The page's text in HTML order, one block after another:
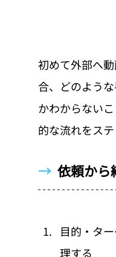
初めて外部へ
合、どのよう
かわからない
的な流れをス
→ 依頼から
目的・タ
理する